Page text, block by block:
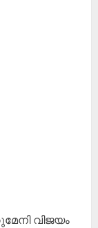
വിജയം